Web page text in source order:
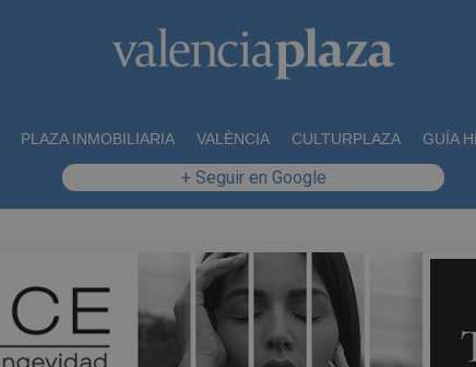
PLAZA INMOBILIARIA VALÈNCIA CULTURPLAZA GUÍA
+ Seguir en Google